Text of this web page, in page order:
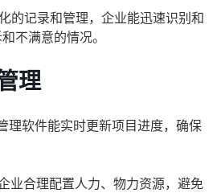
的记录和管理，企业能迅速识别和
不满意的情况。
理
理软件能实时更新项目进度，确保
业合理配置人力、物力资源，避免